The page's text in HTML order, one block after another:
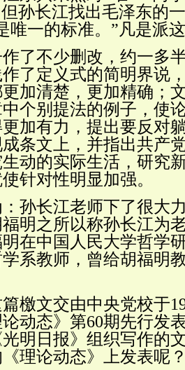
但孙长江找出毛泽东的
唯一的标准。”凡是派
了不少删改，约一多
了定义式的简明界说
加清楚，更加精确；
个别提法的例子，使
加有力，提出要反对
条文上，并指出共产
动的实际生活，研究
针对性明显加强。
孙长江老师下了很大
明之所以称孙长江为
在中国人民大学哲学
系教师，曾给胡福明
檄文交由中央党校于
动态》第60期先行发
明日报》组织写作的
理论动态》上发表呢